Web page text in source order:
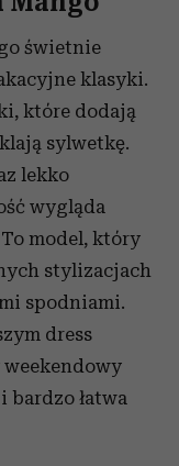
świetnie
klasyki.
które dodają
sylwetkę.
lekko
wygląda
model, który
stylizacjach
spodniami.
dress
weekendowy
bardzo łatwa